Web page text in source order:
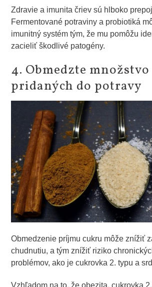
Zdravie a imunita čriev sú hlboko
Fermentované potraviny a probiotiká
imunitný systém tým, že mu pomôžu
zacieliť škodlivé patogény.
4. Obmedzte
pridaných do potravy
Obmedzenie príjmu cukru môže znížiť
chudnutiu, a tým znížiť riziko
problémov, ako je cukrovka 2. typu a
Vzhľadom na to, že obezita, cukrovka